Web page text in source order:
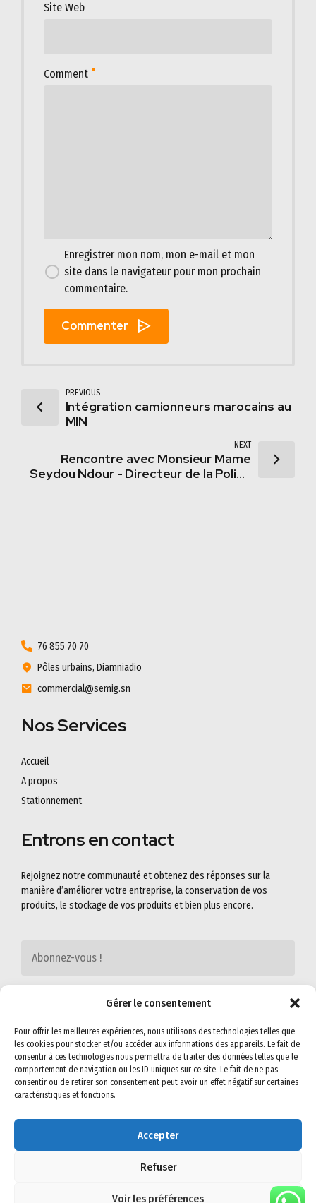
Gérer le consentement
Pour offrir les meilleures expériences, nous utilisons des technologies telles que
les cookies pour stocker et/ou accéder aux informations des appareils. Le fait de
consentir à ces technologies nous permettra de traiter des données telles que le
comportement de navigation ou les ID uniques sur ce site. Le fait de ne pas
consentir ou de retirer son consentement peut avoir un effet négatif sur certaines
caractéristiques et fonctions.
Accepter
Refuser
Voir les préférences
Comment
Site Web
Enregistrer mon nom, mon e-mail et mon
site dans le navigateur pour mon prochain
commentaire.
Commenter
PREVIOUS
Intégration camionneurs marocains au
MIN
NEXT
Rencontre avec Monsieur Mame
Seydou Ndour - Directeur de la Police
76 855 70 70
Pôles urbains, Diamniadio
commercial@semig.sn
Nos Services
Accueil
A propos
Stationnement
Entrons en contact
Rejoignez notre communauté et obtenez des réponses sur la
manière d’améliorer votre entreprise, la conservation de vos
produits, le stockage de vos produits et bien plus encore.
Visit us on social networks